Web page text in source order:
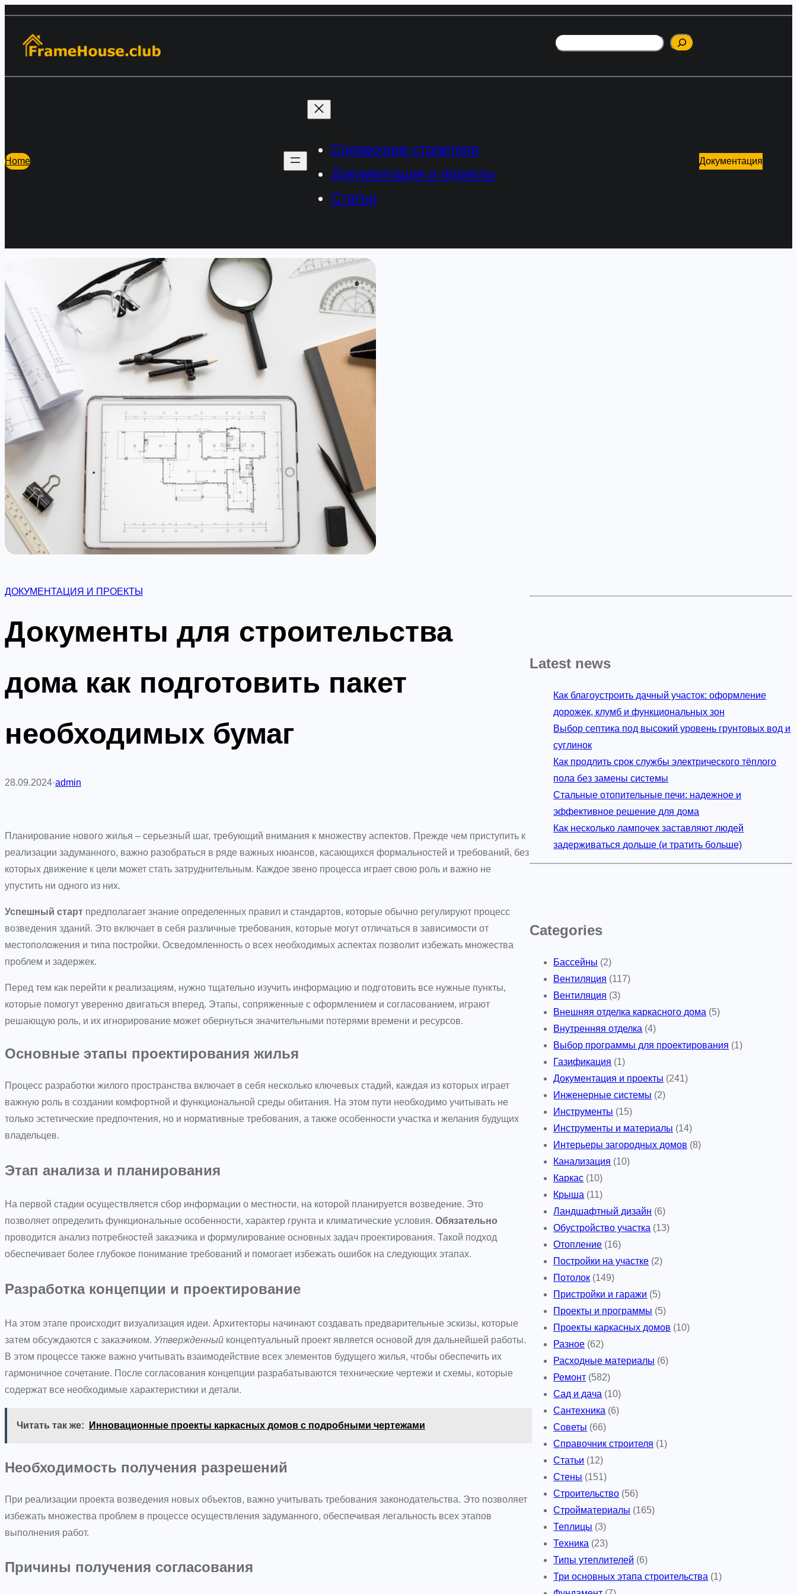
содержимому
Поиск
Home
Справочник строителя
Документация и проекты
Статьи
Документация
ДОКУМЕНТАЦИЯ И ПРОЕКТЫ
Документы для строительства
дома как подготовить пакет
необходимых бумаг
28.09.2024·admin
Планирование нового жилья – серьезный шаг, требующий внимания к множеству аспектов. Прежде чем приступить к
реализации задуманного, важно разобраться в ряде важных нюансов, касающихся формальностей и требований, без
которых движение к цели может стать затруднительным. Каждое звено процесса играет свою роль и важно не
упустить ни одного из них.
Успешный старт предполагает знание определенных правил и стандартов, которые обычно регулируют процесс
возведения зданий. Это включает в себя различные требования, которые могут отличаться в зависимости от
местоположения и типа постройки. Осведомленность о всех необходимых аспектах позволит избежать множества
проблем и задержек.
Перед тем как перейти к реализациям, нужно тщательно изучить информацию и подготовить все нужные пункты,
которые помогут уверенно двигаться вперед. Этапы, сопряженные с оформлением и согласованием, играют
решающую роль, и их игнорирование может обернуться значительными потерями времени и ресурсов.
Основные этапы проектирования жилья
Процесс разработки жилого пространства включает в себя несколько ключевых стадий, каждая из которых играет
важную роль в создании комфортной и функциональной среды обитания. На этом пути необходимо учитывать не
только эстетические предпочтения, но и нормативные требования, а также особенности участка и желания будущих
владельцев.
Этап анализа и планирования
На первой стадии осуществляется сбор информации о местности, на которой планируется возведение. Это
позволяет определить функциональные особенности, характер грунта и климатические условия. Обязательно
проводится анализ потребностей заказчика и формулирование основных задач проектирования. Такой подход
обеспечивает более глубокое понимание требований и помогает избежать ошибок на следующих этапах.
Разработка концепции и проектирование
На этом этапе происходит визуализация идеи. Архитекторы начинают создавать предварительные эскизы, которые
затем обсуждаются с заказчиком. Утвержденный концептуальный проект является основой для дальнейшей работы.
В этом процессе также важно учитывать взаимодействие всех элементов будущего жилья, чтобы обеспечить их
гармоничное сочетание. После согласования концепции разрабатываются технические чертежи и схемы, которые
содержат все необходимые характеристики и детали.
Читать так же: Инновационные проекты каркасных домов с подробными чертежами
Необходимость получения разрешений
При реализации проекта возведения новых объектов, важно учитывать требования законодательства. Это позволяет
избежать множества проблем в процессе осуществления задуманного, обеспечивая легальность всех этапов
выполнения работ.
Причины получения согласования
Latest news
Как благоустроить дачный участок: оформление
дорожек, клумб и функциональных зон
Выбор септика под высокий уровень грунтовых вод и
суглинок
Как продлить срок службы электрического тёплого
пола без замены системы
Стальные отопительные печи: надежное и
эффективное решение для дома
Как несколько лампочек заставляют людей
задерживаться дольше (и тратить больше)
Categories
Бассейны (2)
Вентиляция (117)
Вентиляция (3)
Внешняя отделка каркасного дома (5)
Внутренняя отделка (4)
Выбор программы для проектирования (1)
Газификация (1)
Документация и проекты (241)
Инженерные системы (2)
Инструменты (15)
Инструменты и материалы (14)
Интерьеры загородных домов (8)
Канализация (10)
Каркас (10)
Крыша (11)
Ландшафтный дизайн (6)
Обустройство участка (13)
Отопление (16)
Постройки на участке (2)
Потолок (149)
Пристройки и гаражи (5)
Проекты и программы (5)
Проекты каркасных домов (10)
Разное (62)
Расходные материалы (6)
Ремонт (582)
Сад и дача (10)
Сантехника (6)
Советы (66)
Справочник строителя (1)
Статьи (12)
Стены (151)
Строительство (56)
Стройматериалы (165)
Теплицы (3)
Техника (23)
Типы утеплителей (6)
Три основных этапа строительства (1)